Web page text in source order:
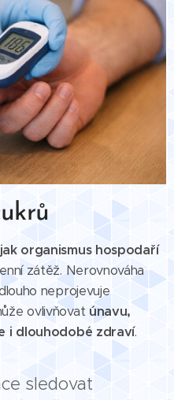
jak organismus hospodaří
zátěž. Nerovnováha
neprojevuje
ovlivňovat únavu,
i dlouhodobé zdraví.
sledovat